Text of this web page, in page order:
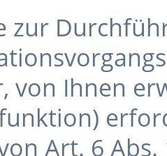
zur
von Ihnen
Art. 6